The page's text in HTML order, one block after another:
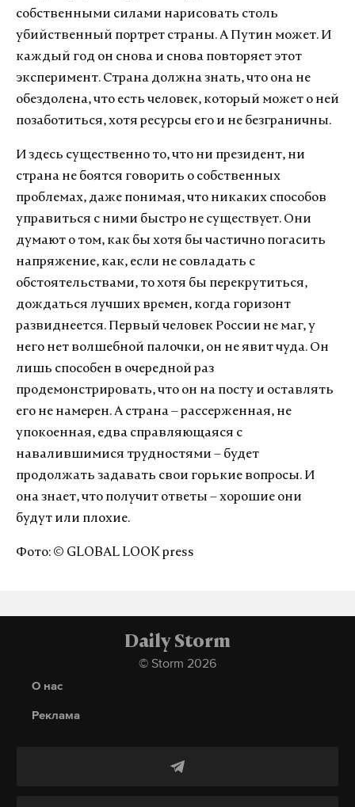
собственными силами нарисовать столь
убийственный портрет страны. А Путин может. И
каждый год он снова и снова повторяет этот
эксперимент. Страна должна знать, что она не
обездолена, что есть человек, который может о ней
позаботиться, хотя ресурсы его и не безграничны.
И здесь существенно то, что ни президент, ни
страна не боятся говорить о собственных
проблемах, даже понимая, что никаких способов
управиться с ними быстро не существует. Они
думают о том, как бы хотя бы частично погасить
напряжение, как, если не совладать с
обстоятельствами, то хотя бы перекрутиться,
дождаться лучших времен, когда горизонт
развиднеется. Первый человек России не маг, у
него нет волшебной палочки, он не явит чуда. Он
лишь способен в очередной раз
продемонстрировать, что он на посту и оставлять
его не намерен. А страна – рассерженная, не
упокоенная, едва справляющаяся с
навалившимися трудностями – будет
продолжать задавать свои горькие вопросы. И
она знает, что получит ответы – хорошие они
будут или плохие.
Фото: © GLOBAL LOOK press
Daily Storm
© Storm 2026
О нас
Реклама